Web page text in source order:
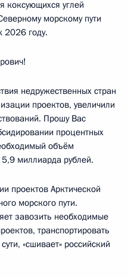
коксующихся углей
морскому пути
2026 году.
недружественных стран
проектов, увеличили
Прошу Вас
процентных
объём
миллиарда рублей.
проектов Арктической
морского пути.
завозить необходимые
транспортировать
«сшивает» российский